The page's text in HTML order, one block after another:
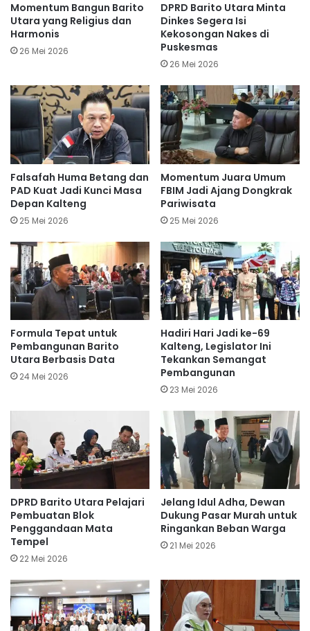
Momentum Bangun Barito
Utara yang Religius dan
Harmonis
26 Mei 2026
DPRD Barito Utara Minta
Dinkes Segera Isi
Kekosongan Nakes di
Puskesmas
26 Mei 2026
Falsafah Huma Betang dan
PAD Kuat Jadi Kunci Masa
Depan Kalteng
25 Mei 2026
Momentum Juara Umum
FBIM Jadi Ajang Dongkrak
Pariwisata
25 Mei 2026
Formula Tepat untuk
Pembangunan Barito
Utara Berbasis Data
24 Mei 2026
Hadiri Hari Jadi ke-69
Kalteng, Legislator Ini
Tekankan Semangat
Pembangunan
23 Mei 2026
DPRD Barito Utara Pelajari
Pembuatan Blok
Penggandaan Mata
Tempel
22 Mei 2026
Jelang Idul Adha, Dewan
Dukung Pasar Murah untuk
Ringankan Beban Warga
21 Mei 2026